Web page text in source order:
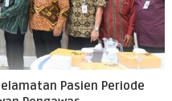
Pasien Periode